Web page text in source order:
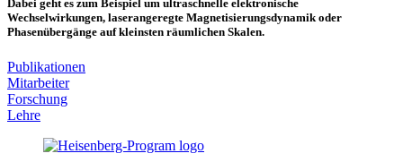
Dabei geht es zum Beispiel um ultraschnelle elektronische
Wechselwirkungen, laserangeregte Magnetisierungsdynamik oder
Phasenübergänge auf kleinsten räumlichen Skalen.
Publikationen
Mitarbeiter
Forschung
Lehre